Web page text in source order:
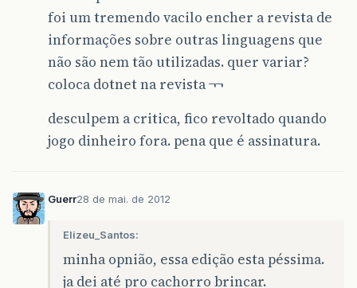
foi um tremendo vacilo encher a revista de
informações sobre outras linguagens que
não são nem tão utilizadas. quer variar?
coloca dotnet na revista ¬¬
desculpem a critica, fico revoltado quando
jogo dinheiro fora. pena que é assinatura.
Guerr28 de mai. de 2012
Elizeu_Santos:
minha opnião, essa edição esta péssima.
ja dei até pro cachorro brincar.